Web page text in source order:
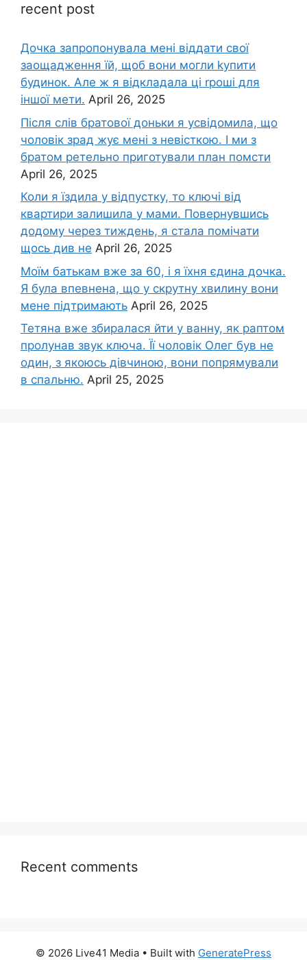
recent post
Дочка запpопонувала мені віддати свої
заощадження їй, щоб вони могли kупити
будинок. Але ж я відкладала ці rроші для
іншої мети. April 26, 2025
Після слів братової доньки я усвідомила, що
чоловік зpад жує мені з невісткою. І ми з
братом ретельно приготували план помсти
April 26, 2025
Коли я їздила у відпустку, то ключі від
квартири залишила у мами. Повернувшись
додому через тиждень, я стала помічати
щось див не April 26, 2025
Моїм батькам вже за 60, і я їхня єдина дочка.
Я була впевнена, що у скрутну хвилину вони
мене підтримають April 26, 2025
Тетяна вже збиралася йти у ванну, як раптом
пролунав звук ключа. Її чоловік Олег був не
один, з якоюсь дівчиною, вони попрямували
в спальню. April 25, 2025
Recent comments
© 2026 Live41 Media • Built with GeneratePress